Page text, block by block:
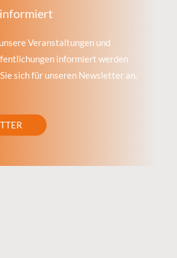
Veranstaltungen und
informiert werden
sich für unseren Newsletter an.